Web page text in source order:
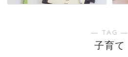
― TAG ―
子育て